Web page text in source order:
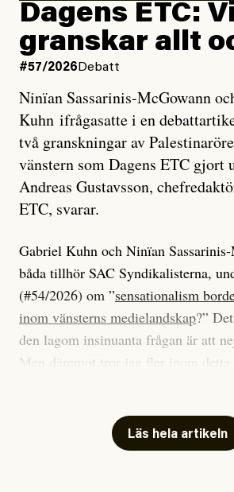
Dagens ETC:
granskar allt
#57/2026Debatt
Ninïan Sassarinis-McGowann
Kuhn ifrågasatte i en
två granskningar av
vänstern som Dagens ETC gjort
Andreas Gustavsson,
ETC, svarar.
Gabriel Kuhn och Ninïan
båda tillhör SAC Syndikalisterna,
(#54/2026) om ”sensationalism
inom vänsterns medielandskap?”
den lagom insinuanta frågan är att
Men däremot tror jag fler inom detta
journalistik som vänder sig till
jaga inbördes beundran. Det har i
Läs hela artikeln